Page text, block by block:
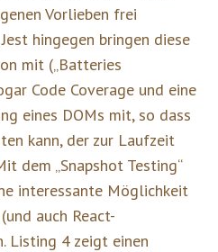
Vorlieben frei
hingegen bringen diese
mit („Batteries
Code Coverage und eine
eines DOMs mit, so dass
kann, der zur Laufzeit
dem „Snapshot Testing“
interessante Möglichkeit
auch React-
Listing 4 zeigt einen